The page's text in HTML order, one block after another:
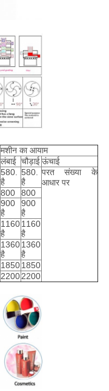
मशीन का आयाम
लंबाई चौड़ाईऊंचाई
580.
है
580.
है
परत संख्या के
आधार पर
800
800
900
है
900
है
1160
है
1160
है
1360
है
1360
है
18501850
22002200